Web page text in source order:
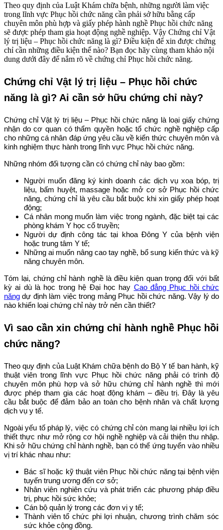
Theo quy định của Luật Khám chữa bệnh, những người làm việc
trong lĩnh vực Phục hồi chức năng cần phải sở hữu bằng cấp
chuyên môn phù hợp và giấy phép hành nghề Phục hồi chức năng
sẽ được phép tham gia hoạt động nghề nghiệp. Vậy Chứng chỉ Vật
lý trị liệu – Phục hồi chức năng là gì? Điều kiện để xin được chứng
chỉ cần những điều kiện thế nào? Bạn đọc hãy cùng tham khảo nội
dung dưới đây để nắm rõ về chứng chỉ Phục hồi chức năng.
Chứng chỉ Vật lý trị liệu – Phục hồi chức
năng là gì? Ai cần sở hữu chứng chỉ này?
Chứng chỉ Vật lý trị liệu – Phục hồi chức năng là loại giấy chứng
nhận do cơ quan có thẩm quyền hoặc tổ chức nghề nghiệp cấp
cho những cá nhân đáp ứng yêu cầu về kiến thức chuyên môn và
kinh nghiệm thực hành trong lĩnh vực Phục hồi chức năng.
Những nhóm đối tượng cần có chứng chỉ này bao gồm:
Người muốn đăng ký kinh doanh các dịch vụ xoa bóp, trị
liệu, bấm huyệt, massage hoặc mở cơ sở Phục hồi chức
năng, chứng chỉ là yêu cầu bắt buộc khi xin giấy phép hoạt
động;
Cá nhân mong muốn làm việc trong ngành, đặc biệt tại các
phòng khám Y học cổ truyền;
Người dự định công tác tại khoa Đông Y của bệnh viện
hoặc trung tâm Y tế;
Những ai muốn nâng cao tay nghề, bổ sung kiến thức và kỹ
năng chuyên môn.
Tóm lại, chứng chỉ hành nghề là điều kiện quan trọng đối với bất
kỳ ai dù là học trong hệ Đại học hay Cao đẳng Phục hồi chức
năng dự định làm việc trong mảng Phục hồi chức năng. Vậy lý do
nào khiến loại chứng chỉ này trở nên cần thiết?
Vì sao cần xin chứng chỉ hành nghề Phục hồi
chức năng?
Theo quy định của Luật Khám chữa bệnh do Bộ Y tế ban hành, kỹ
thuật viên trong lĩnh vực Phục hồi chức năng phải có trình độ
chuyên môn phù hợp và sở hữu chứng chỉ hành nghề thì mới
được phép tham gia các hoạt động khám – điều trị. Đây là yêu
cầu bắt buộc để đảm bảo an toàn cho bệnh nhân và chất lượng
dịch vụ y tế.
Ngoài yếu tố pháp lý, việc có chứng chỉ còn mang lại nhiều lợi ích
thiết thực như mở rộng cơ hội nghề nghiệp và cải thiện thu nhập.
Khi sở hữu chứng chỉ hành nghề, bạn có thể ứng tuyển vào nhiều
vị trí khác nhau như:
Bác sĩ hoặc kỹ thuật viên Phục hồi chức năng tại bệnh viện
tuyến trung ương đến cơ sở;
Nhân viên nghiên cứu và phát triển các phương pháp điều
trị, phục hồi sức khỏe;
Cán bộ quản lý trong các đơn vị y tế;
Thành viên tổ chức phi lợi nhuận, chương trình chăm sóc
sức khỏe cộng đồng.